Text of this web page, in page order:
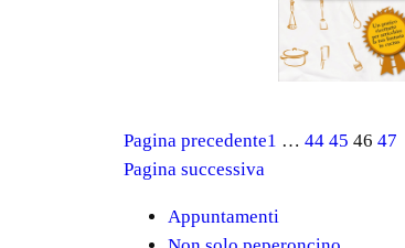
Pagina precedente1 … 44 45 46 47
Pagina successiva
Appuntamenti